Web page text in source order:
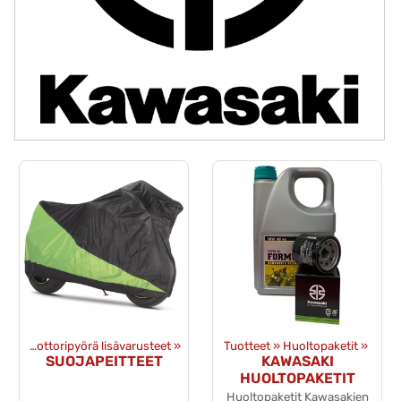
Moottoripyörä lisävarusteet ‪»
SUOJAPEITTEET
Tuotteet ‪» Huoltopaketit ‪»
KAWASAKI
HUOLTOPAKETIT
Huoltopaketit Kawasakien